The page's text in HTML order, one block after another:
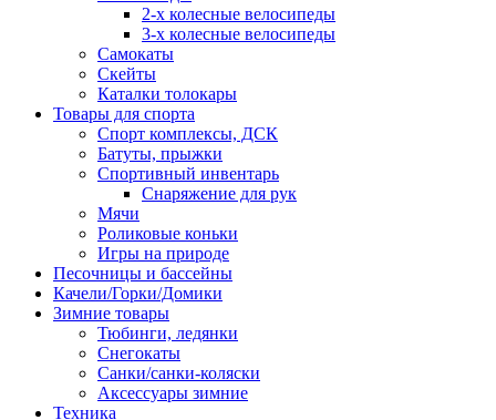
2-х колесные велосипеды
3-х колесные велосипеды
Самокаты
Скейты
Каталки толокары
Товары для спорта
Спорт комплексы, ДСК
Батуты, прыжки
Спортивный инвентарь
Снаряжение для рук
Мячи
Роликовые коньки
Игры на природе
Песочницы и бассейны
Качели/Горки/Домики
Зимние товары
Тюбинги, ледянки
Снегокаты
Санки/санки-коляски
Аксессуары зимние
Техника